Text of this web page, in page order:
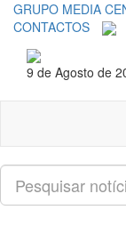
GRUPO MEDIA
CONTACTOS
9 de Agosto de
Pesquisar